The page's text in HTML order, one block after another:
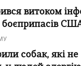
витоком
собак, які не